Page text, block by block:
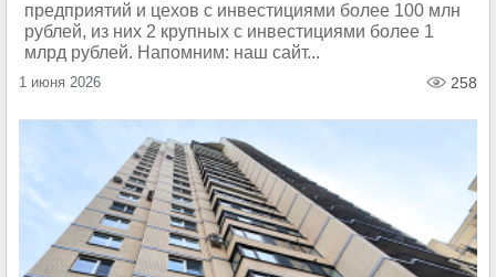
предприятий и цехов с инвестициями более 100 млн
рублей, из них 2 крупных с инвестициями более 1
млрд рублей. Напомним: наш сайт...
1 июня 2026 258